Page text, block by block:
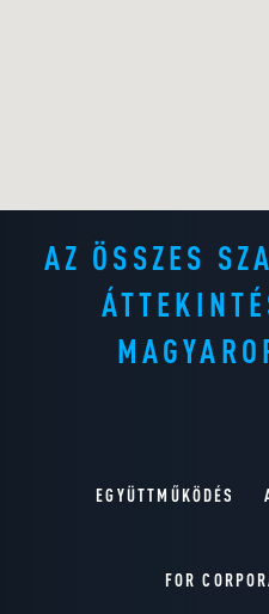
AZ ÖSSZES
EGYÜTTMŰKÖDÉS
FOR